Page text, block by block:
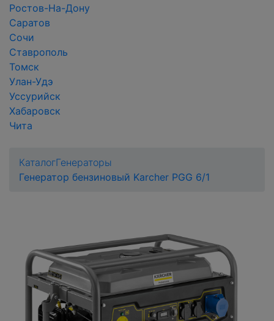
Ростов-На-Дону
Саратов
Сочи
Ставрополь
Томск
Улан-Удэ
Уссурийск
Хабаровск
Чита
КаталогГенераторы
Генератор бензиновый Karcher PGG 6/1